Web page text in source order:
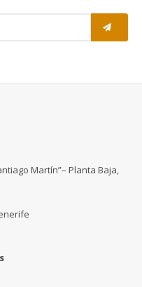
Martín”– Planta Baja,